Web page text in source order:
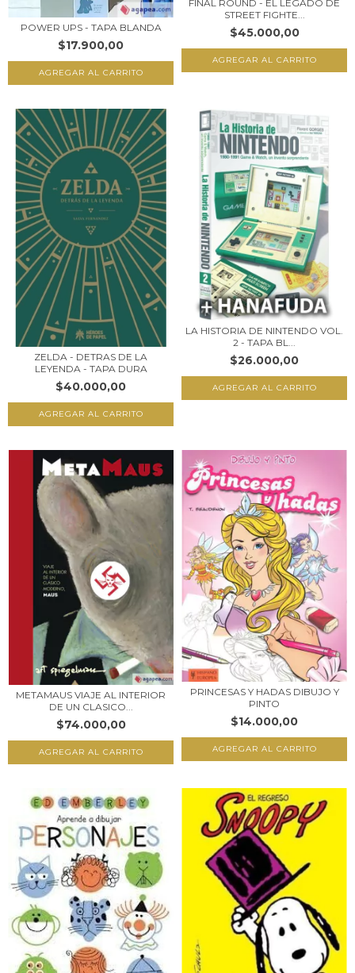
POWER UPS - TAPA BLANDA
$17.900,00
FINAL ROUND - EL LEGADO DE
STREET FIGHTE...
$45.000,00
ZELDA - DETRAS DE LA
LEYENDA - TAPA DURA
$40.000,00
LA HISTORIA DE NINTENDO VOL.
2 - TAPA BL...
$26.000,00
METAMAUS VIAJE AL INTERIOR
DE UN CLASICO...
$74.000,00
PRINCESAS Y HADAS DIBUJO Y
PINTO
$14.000,00